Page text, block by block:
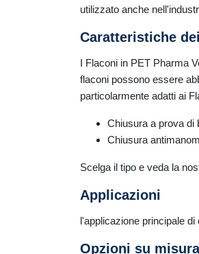
utilizzato anche
Caratteristiche
I Flaconi in PET Pharma
flaconi possono essere
particolarmente adatti ai
Chiusura a prova di
Chiusura
Scelga il tipo e veda la
Applicazioni
l'applicazione principale
Opzioni su misura